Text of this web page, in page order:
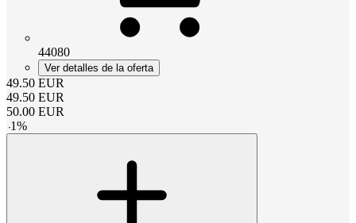
44080
Ver detalles de la oferta
49.50 EUR
49.50 EUR
50.00 EUR
-1%